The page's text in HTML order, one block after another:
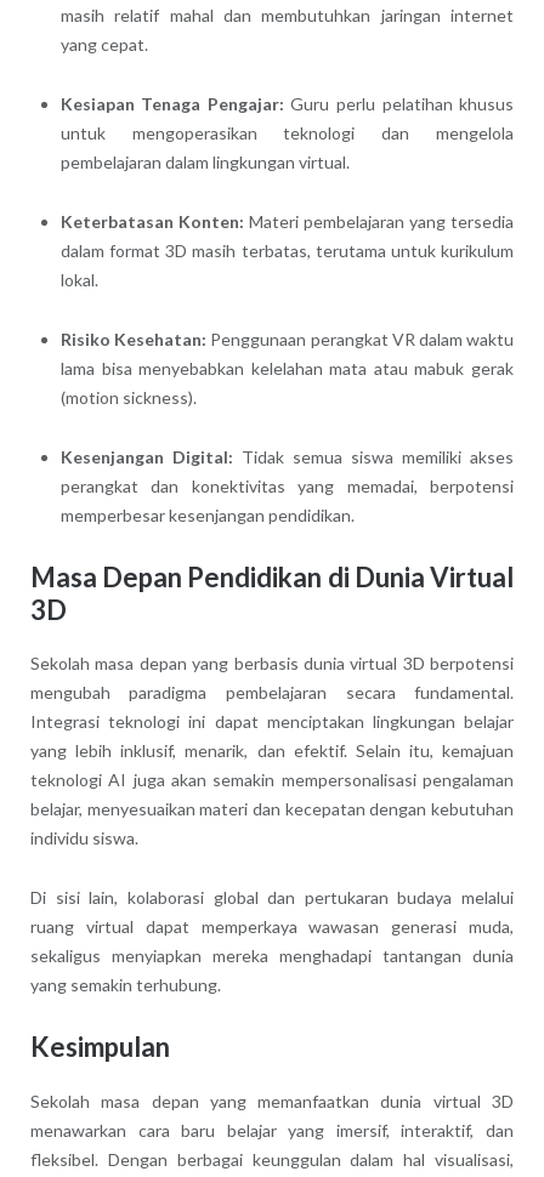
masih relatif mahal dan membutuhkan jaringan internet
yang cepat.
Kesiapan Tenaga Pengajar: Guru perlu pelatihan khusus
untuk mengoperasikan teknologi dan mengelola
pembelajaran dalam lingkungan virtual.
Keterbatasan Konten: Materi pembelajaran yang tersedia
dalam format 3D masih terbatas, terutama untuk kurikulum
lokal.
Risiko Kesehatan: Penggunaan perangkat VR dalam waktu
lama bisa menyebabkan kelelahan mata atau mabuk gerak
(motion sickness).
Kesenjangan Digital: Tidak semua siswa memiliki akses
perangkat dan konektivitas yang memadai, berpotensi
memperbesar kesenjangan pendidikan.
Masa Depan Pendidikan di Dunia Virtual
3D
Sekolah masa depan yang berbasis dunia virtual 3D berpotensi
mengubah paradigma pembelajaran secara fundamental.
Integrasi teknologi ini dapat menciptakan lingkungan belajar
yang lebih inklusif, menarik, dan efektif. Selain itu, kemajuan
teknologi AI juga akan semakin mempersonalisasi pengalaman
belajar, menyesuaikan materi dan kecepatan dengan kebutuhan
individu siswa.
Di sisi lain, kolaborasi global dan pertukaran budaya melalui
ruang virtual dapat memperkaya wawasan generasi muda,
sekaligus menyiapkan mereka menghadapi tantangan dunia
yang semakin terhubung.
Kesimpulan
Sekolah masa depan yang memanfaatkan dunia virtual 3D
menawarkan cara baru belajar yang imersif, interaktif, dan
fleksibel. Dengan berbagai keunggulan dalam hal visualisasi,